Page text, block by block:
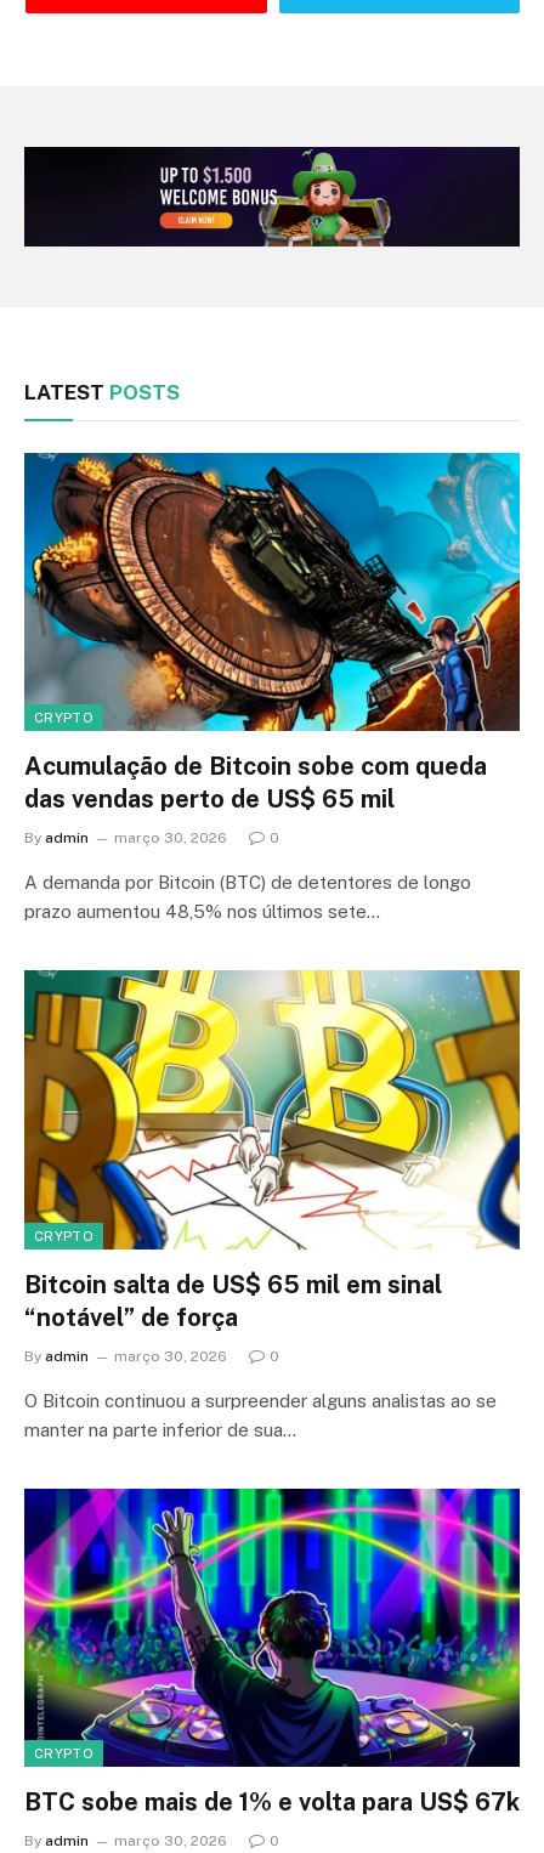
LATEST POSTS
CRYPTO
Acumulação de Bitcoin sobe com queda
das vendas perto de US$ 65 mil
By admin março 30, 2026 0
A demanda por Bitcoin (BTC) de detentores de longo
prazo aumentou 48,5% nos últimos sete…
CRYPTO
Bitcoin salta de US$ 65 mil em sinal
“notável” de força
By admin março 30, 2026 0
O Bitcoin continuou a surpreender alguns analistas ao se
manter na parte inferior de sua…
CRYPTO
BTC sobe mais de 1% e volta para US$ 67k
By admin março 30, 2026 0